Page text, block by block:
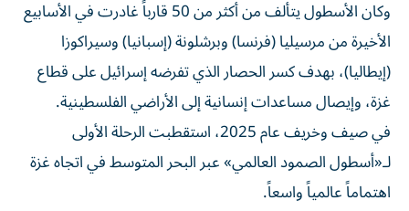
وكان الأسطول يتألف من أكثر من 50 قارباً غادرت في الأسابيع
الأخيرة من مرسيليا (فرنسا) وبرشلونة (إسبانيا) وسيراكوزا
(إيطاليا)، بهدف كسر الحصار الذي تفرضه إسرائيل على قطاع
غزة، وإيصال مساعدات إنسانية إلى الأراضي الفلسطينية.
في صيف وخريف عام 2025، استقطبت الرحلة الأولى
لـ«أسطول الصمود العالمي» عبر البحر المتوسط في اتجاه غزة
اهتماماً عالمياً واسعاً.